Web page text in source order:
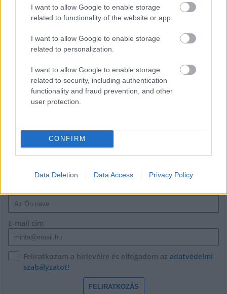
I want to allow Google to enable storage
related to functionality of the website or app.
I want to allow Google to enable storage
related to personalization.
I want to allow Google to enable storage
related to security, including authentication
functionality and fraud prevention, and other
user protection.
CONFIRM
Data Deletion Data Access Privacy Policy
Hódmezővásárhely jó hírű református
iskoláját
Látványos építési szakasz indult be a
Flórián téri felüljárón
E-mail cím
Feliratkozom a hírlevélre és elfogadom az adatvédelmi
szabályzatot!
FELIRATKOZÁS